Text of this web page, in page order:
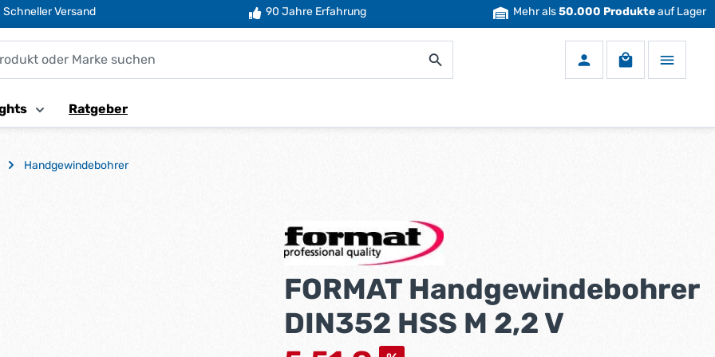
Schneller Versand 90 Jahre Erfahrung Mehr als50.000 Produkteauf Lager
Warenkorb
Ratgeber
Handgewindebohrer
FORMAT Handgewindebohrer
DIN352 HSS M 2,2 V
Verkaufspreis: